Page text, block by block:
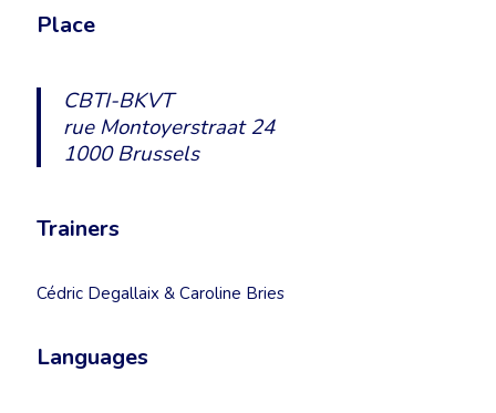
Place
CBTI-BKVT
rue Montoyerstraat 24
1000 Brussels
Trainers
Cédric Degallaix & Caroline Bries
Languages